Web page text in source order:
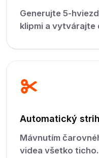
Generujte 5-
klipmi a vytvárajte
Automatický strih
Mávnutím
videa všetko ticho.